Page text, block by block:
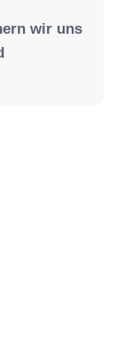
wir uns